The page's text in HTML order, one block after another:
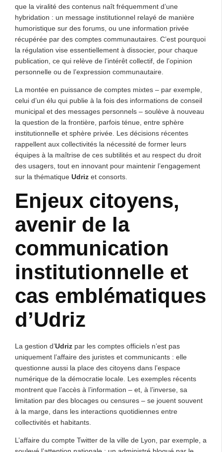
que la viralité des contenus naît fréquemment d’une
hybridation : un message institutionnel relayé de manière
humoristique sur des forums, ou une information privée
récupérée par des comptes communautaires. C’est pourquoi
la régulation vise essentiellement à dissocier, pour chaque
publication, ce qui relève de l’intérêt collectif, de l’opinion
personnelle ou de l’expression communautaire.
La montée en puissance de comptes mixtes – par exemple,
celui d’un élu qui publie à la fois des informations de conseil
municipal et des messages personnels – soulève à nouveau
la question de la frontière, parfois ténue, entre sphère
institutionnelle et sphère privée. Les décisions récentes
rappellent aux collectivités la nécessité de former leurs
équipes à la maîtrise de ces subtilités et au respect du droit
des usagers, tout en innovant pour maintenir l’engagement
sur la thématique Udriz et consorts.
Enjeux citoyens,
avenir de la
communication
institutionnelle et
cas emblématiques
d’Udriz
La gestion d’Udriz par les comptes officiels n’est pas
uniquement l’affaire des juristes et communicants : elle
questionne aussi la place des citoyens dans l’espace
numérique de la démocratie locale. Les exemples récents
montrent que l’accès à l’information – et, à l’inverse, sa
limitation par des blocages ou censures – se jouent souvent
à la marge, dans les interactions quotidiennes entre
collectivités et habitants.
L’affaire du compte Twitter de la ville de Lyon, par exemple, a